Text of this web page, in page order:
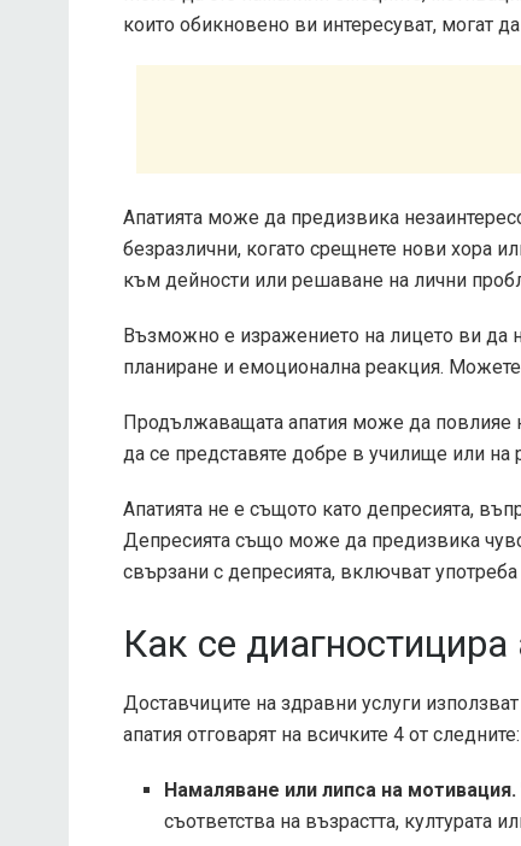
които обикновено ви интересуват, могат
Апатията може да предизвика
безразлични, когато срещнете нови хора
към дейности или решаване на лични
Възможно е изражението на лицето ви да
планиране и емоционална реакция.
Продължаващата апатия може да повлияе
да се представяте добре в училище или на
Апатията не е същото като депресията,
Депресията също може да предизвика
свързани с депресията, включват
Как се диагностицира
Доставчиците на здравни услуги
апатия отговарят на всичките 4 от следните:
Намаляване или липса на мотивация.
съответства на възрастта, културата